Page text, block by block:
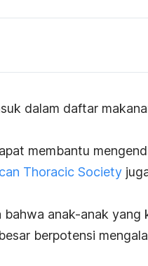
dalam daftar
membantu
Thoracic Society
anak-anak yang
berpotensi